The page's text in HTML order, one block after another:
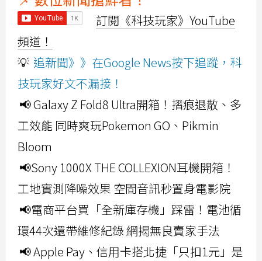
訂閱《科技玩家》YouTube
頻道！
💡 追新聞》》在Google News按下追蹤，科
技玩家好文不漏接！
📢 Galaxy Z Fold8 Ultra開箱！摺痕退散、多
工效能 同時爽玩Pokemon GO、Pikmin
Bloom
📢Sony 1000X THE COLLEXION耳機開箱！
工地實測降噪效果 空間音訊秒置身電影院
📢電商平台買「全新庫存機」踩雷！電池循
環44次還帶維修紀錄 網揭無良賣家手法
📢 Apple Pay、信用卡搭北捷「只扣1元」是